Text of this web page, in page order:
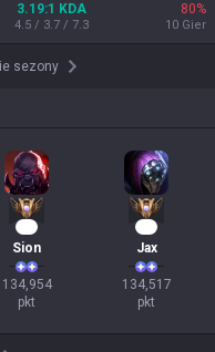
3.19:1 KDA
4.5 / 3.7 / 7.3
80%
10 Gier
sezony
Sion
134,954
pkt
Jax
134,517
pkt